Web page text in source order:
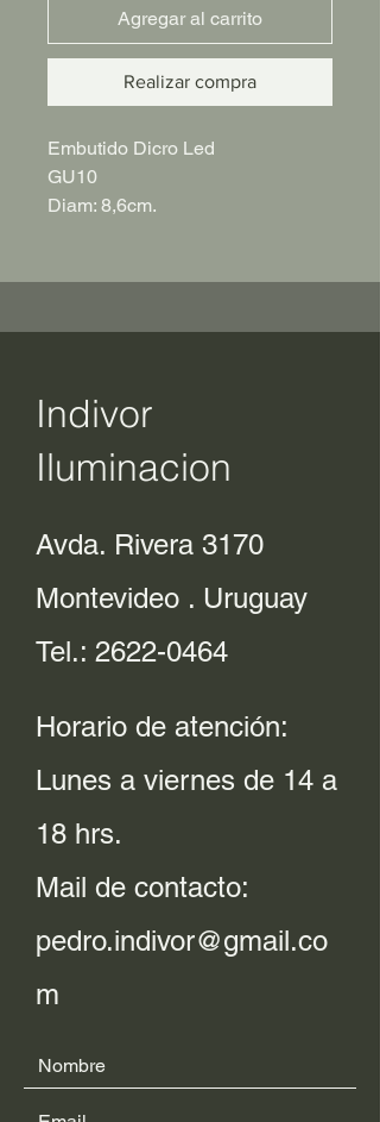
Agregar al carrito
Realizar compra
Embutido Dicro Led
GU10
Diam: 8,6cm.
Indivor
Iluminacion
Avda. Rivera 3170
Montevideo . Uruguay
Tel.: 2622-0464
Horario de atención:
Lunes a viernes de 14 a
18 hrs.
Mail de contacto:
pedro.indivor@gmail.co
m